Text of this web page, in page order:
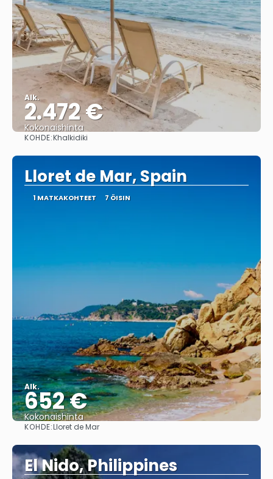
Alk.
2.472 €
Kokonaishinta
KOHDE:Khalkidiki
Lloret de Mar, Spain
1 MATKAKOHTEET 7 ÖISIN
Alk.
652 €
Kokonaishinta
KOHDE:Lloret de Mar
El Nido, Philippines